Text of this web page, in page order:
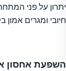
יתרון על פני
חיובי ומגרים אמון
השפעת אחסון